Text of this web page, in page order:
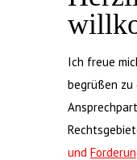
Ich freue
begrüßen
und